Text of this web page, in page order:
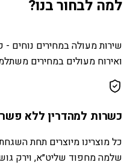
למה לבחור בנו?
שירות מעולה במחירים נוחים -
ואירוח מעולים במחירים
כשרות למהדרין ללא
כל מוצרינו מיוצרים תחת
שלמה מחפוד שליט״א, וירק